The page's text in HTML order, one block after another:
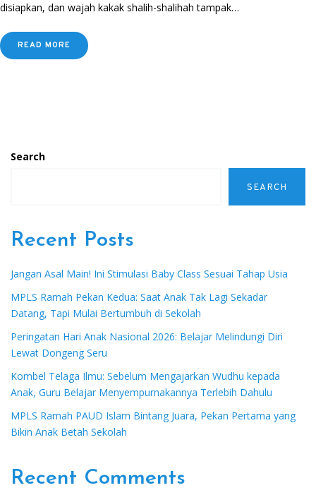
disiapkan, dan wajah kakak shalih-shalihah tampak…
READ MORE
Search
SEARCH
Recent Posts
Jangan Asal Main! Ini Stimulasi Baby Class Sesuai Tahap Usia
MPLS Ramah Pekan Kedua: Saat Anak Tak Lagi Sekadar
Datang, Tapi Mulai Bertumbuh di Sekolah
Peringatan Hari Anak Nasional 2026: Belajar Melindungi Diri
Lewat Dongeng Seru
Kombel Telaga Ilmu: Sebelum Mengajarkan Wudhu kepada
Anak, Guru Belajar Menyempurnakannya Terlebih Dahulu
MPLS Ramah PAUD Islam Bintang Juara, Pekan Pertama yang
Bikin Anak Betah Sekolah
Recent Comments